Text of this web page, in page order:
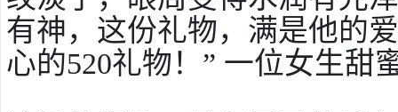
有神，这份礼物，满是他的
心的520礼物！” 一位女生甜